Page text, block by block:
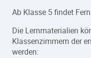
Ab Klasse 5 findet
Die Lernmaterialien
Klassenzimmern der
werden: